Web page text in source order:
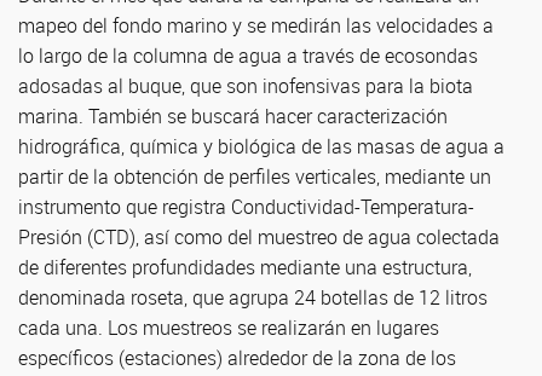
mapeo del fondo marino y se medirán las velocidades a
lo largo de la columna de agua a través de ecosondas
adosadas al buque, que son inofensivas para la biota
marina. También se buscará hacer caracterización
hidrográfica, química y biológica de las masas de agua a
partir de la obtención de perfiles verticales, mediante un
instrumento que registra Conductividad-Temperatura-
Presión (CTD), así como del muestreo de agua colectada
de diferentes profundidades mediante una estructura,
denominada roseta, que agrupa 24 botellas de 12 litros
cada una. Los muestreos se realizarán en lugares
específicos (estaciones) alrededor de la zona de los